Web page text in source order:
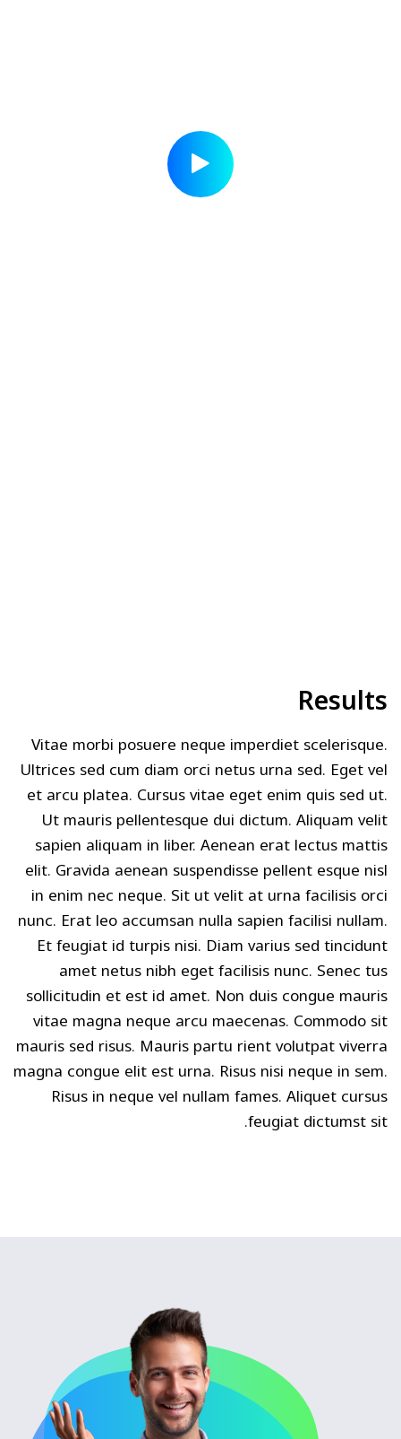
Results
Vitae morbi posuere neque imperdiet scelerisque.
Ultrices sed cum diam orci netus urna sed. Eget vel
et arcu platea. Cursus vitae eget enim quis sed ut.
Ut mauris pellentesque dui dictum. Aliquam velit
sapien aliquam in liber. Aenean erat lectus mattis
elit. Gravida aenean suspendisse pellent esque nisl
in enim nec neque. Sit ut velit at urna facilisis orci
nunc. Erat leo accumsan nulla sapien facilisi nullam.
Et feugiat id turpis nisi. Diam varius sed tincidunt
amet netus nibh eget facilisis nunc. Senec tus
sollicitudin et est id amet. Non duis congue mauris
vitae magna neque arcu maecenas. Commodo sit
mauris sed risus. Mauris partu rient volutpat viverra
magna congue elit est urna. Risus nisi neque in sem.
Risus in neque vel nullam fames. Aliquet cursus
feugiat dictumst sit.